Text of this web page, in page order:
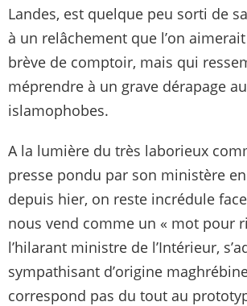
Landes, est quelque peu sorti de
à un relâchement que l’on
brève de comptoir, mais qui
méprendre à un grave dérapage
islamophobes.
A la lumière du très laborieux
presse pondu par son ministère
depuis hier, on reste incrédule face
nous vend comme un « mot pour
l’hilarant ministre de l’Intérieur,
sympathisant d’origine
correspond pas du tout au